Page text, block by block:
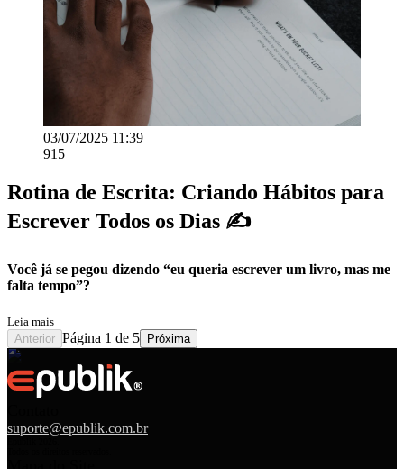
03/07/2025 11:39
915
Rotina de Escrita: Criando Hábitos para
Escrever Todos os Dias ✍️
Você já se pegou dizendo “eu queria escrever um livro, mas me
falta tempo”?
Leia mais
Anterior Página 1 de 5 Próxima
suporte@epublik.com.br